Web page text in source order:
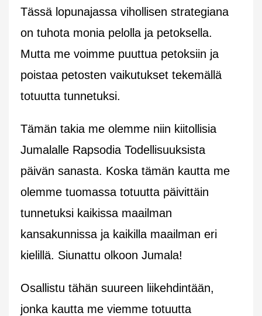
Tässä lopunajassa vihollisen strategiana
on tuhota monia pelolla ja petoksella.
Mutta me voimme puuttua petoksiin ja
poistaa petosten vaikutukset tekemällä
totuutta tunnetuksi.
Tämän takia me olemme niin kiitollisia
Jumalalle Rapsodia Todellisuuksista
päivän sanasta. Koska tämän kautta me
olemme tuomassa totuutta päivittäin
tunnetuksi kaikissa maailman
kansakunnissa ja kaikilla maailman eri
kielillä. Siunattu olkoon Jumala!
Osallistu tähän suureen liikehdintään,
jonka kautta me viemme totuutta